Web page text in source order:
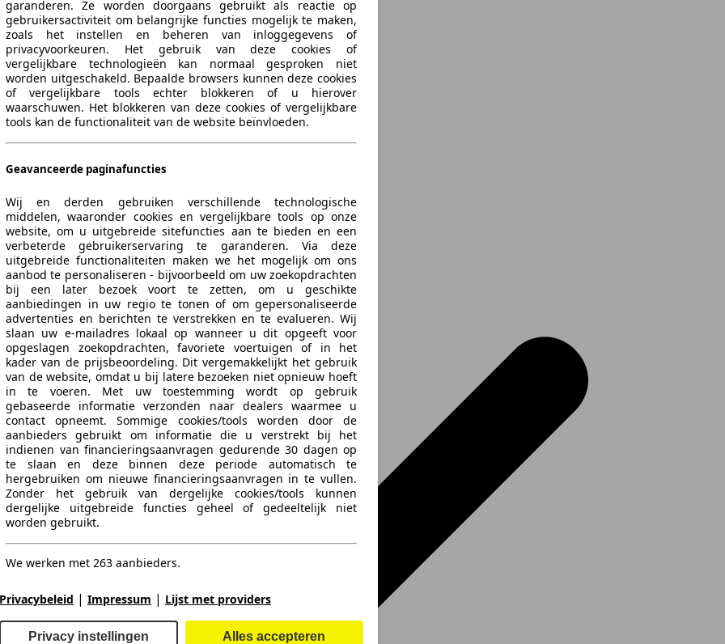
117 - 132 KW (160 - 180 PS)
110 - 117 KW (150 - 160 PS)
110 - 117 KW (150 - 160 PS)
117 - 132 KW (160 - 180 PS)
garanderen. Ze worden doorgaans gebruikt als reactie op
gebruikersactiviteit om belangrijke functies mogelijk te maken,
zoals het instellen en beheren van inloggegevens of
privacyvoorkeuren. Het gebruik van deze cookies of
vergelijkbare technologieën kan normaal gesproken niet
worden uitgeschakeld. Bepaalde browsers kunnen deze cookies
of vergelijkbare tools echter blokkeren of u hierover
waarschuwen. Het blokkeren van deze cookies of vergelijkbare
tools kan de functionaliteit van de website beïnvloeden.
Geavanceerde paginafuncties
Wij en derden gebruiken verschillende technologische
middelen, waaronder cookies en vergelijkbare tools op onze
website, om u uitgebreide sitefuncties aan te bieden en een
verbeterde gebruikerservaring te garanderen. Via deze
uitgebreide functionaliteiten maken we het mogelijk om ons
aanbod te personaliseren - bijvoorbeeld om uw zoekopdrachten
bij een later bezoek voort te zetten, om u geschikte
aanbiedingen in uw regio te tonen of om gepersonaliseerde
advertenties en berichten te verstrekken en te evalueren. Wij
slaan uw e-mailadres lokaal op wanneer u dit opgeeft voor
opgeslagen zoekopdrachten, favoriete voertuigen of in het
kader van de prijsbeoordeling. Dit vergemakkelijkt het gebruik
van de website, omdat u bij latere bezoeken niet opnieuw hoeft
in te voeren. Met uw toestemming wordt op gebruik
gebaseerde informatie verzonden naar dealers waarmee u
contact opneemt. Sommige cookies/tools worden door de
aanbieders gebruikt om informatie die u verstrekt bij het
indienen van financieringsaanvragen gedurende 30 dagen op
te slaan en deze binnen deze periode automatisch te
hergebruiken om nieuwe financieringsaanvragen in te vullen.
Zonder het gebruik van dergelijke cookies/tools kunnen
dergelijke uitgebreide functies geheel of gedeeltelijk niet
worden gebruikt.
We werken met 263 aanbieders.
Privacybeleid | Impressum | Lijst met providers
Privacy instellingen Alles accepteren